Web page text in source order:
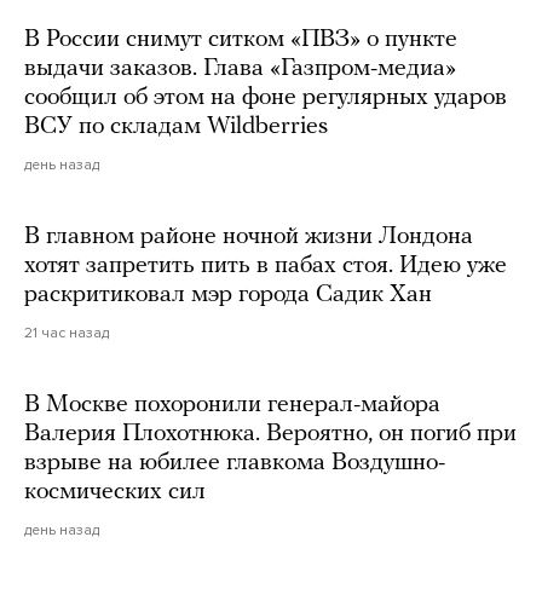
В России снимут ситком «ПВЗ» о пункте
выдачи заказов. Глава «Газпром-медиа»
сообщил об этом на фоне регулярных ударов
ВСУ по складам Wildberries
день назад
В главном районе ночной жизни Лондона
хотят запретить пить в пабах стоя. Идею уже
раскритиковал мэр города Садик Хан
21 час назад
В Москве похоронили генерал-майора
Валерия Плохотнюка. Вероятно, он погиб при
взрыве на юбилее главкома Воздушно-
космических сил
день назад